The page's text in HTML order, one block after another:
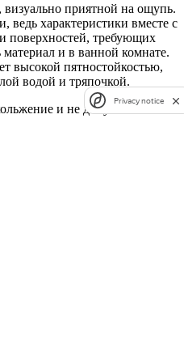
приятной на ощупь.
характеристики вместе с
поверхностей, требующих
и в ванной комнате.
высокой пятностойкостью,
водой и тряпочкой.
и не допустить
Privacy notice